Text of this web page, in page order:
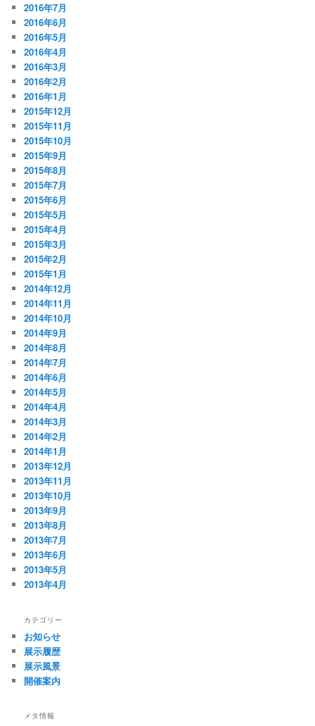
2016年7月
2016年6月
2016年5月
2016年4月
2016年3月
2016年2月
2016年1月
2015年12月
2015年11月
2015年10月
2015年9月
2015年8月
2015年7月
2015年6月
2015年5月
2015年4月
2015年3月
2015年2月
2015年1月
2014年12月
2014年11月
2014年10月
2014年9月
2014年8月
2014年7月
2014年6月
2014年5月
2014年4月
2014年3月
2014年2月
2014年1月
2013年12月
2013年11月
2013年10月
2013年9月
2013年8月
2013年7月
2013年6月
2013年5月
2013年4月
カテゴリー
お知らせ
展示履歴
展示風景
開催案内
メタ情報